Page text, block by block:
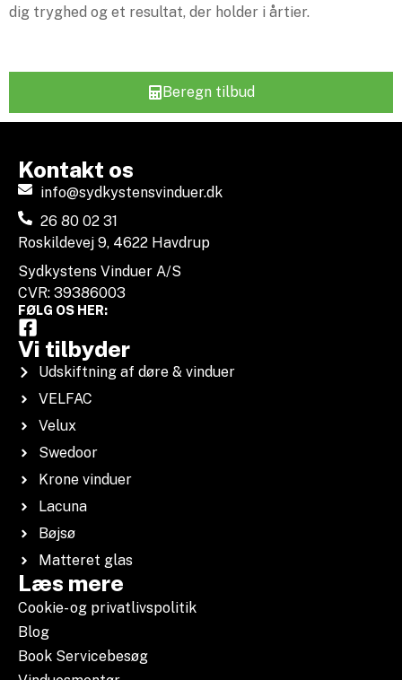
dig tryghed og et resultat, der holder i årtier.
Beregn tilbud
Kontakt os
info@sydkystensvinduer.dk
26 80 02 31
Roskildevej 9, 4622 Havdrup
Sydkystens Vinduer A/S
CVR: 39386003
FØLG OS HER:
Vi tilbyder
Udskiftning af døre & vinduer
VELFAC
Velux
Swedoor
Krone vinduer
Lacuna
Bøjsø
Matteret glas
Læs mere
Cookie- og privatlivspolitik
Blog
Book Servicebesøg